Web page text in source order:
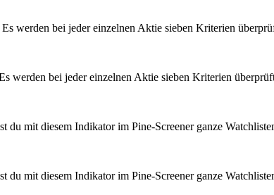
werden bei jeder einzelnen Aktie sieben Kriterien
werden bei jeder einzelnen Aktie sieben Kriterien
du mit diesem Indikator im Pine-Screener ganze
du mit diesem Indikator im Pine-Screener ganze